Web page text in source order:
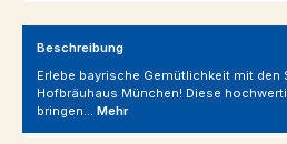
Beschreibung
Erlebe bayrische Gemütlichkeit mit den
Hofbräuhaus München! Diese
bringen… Mehr